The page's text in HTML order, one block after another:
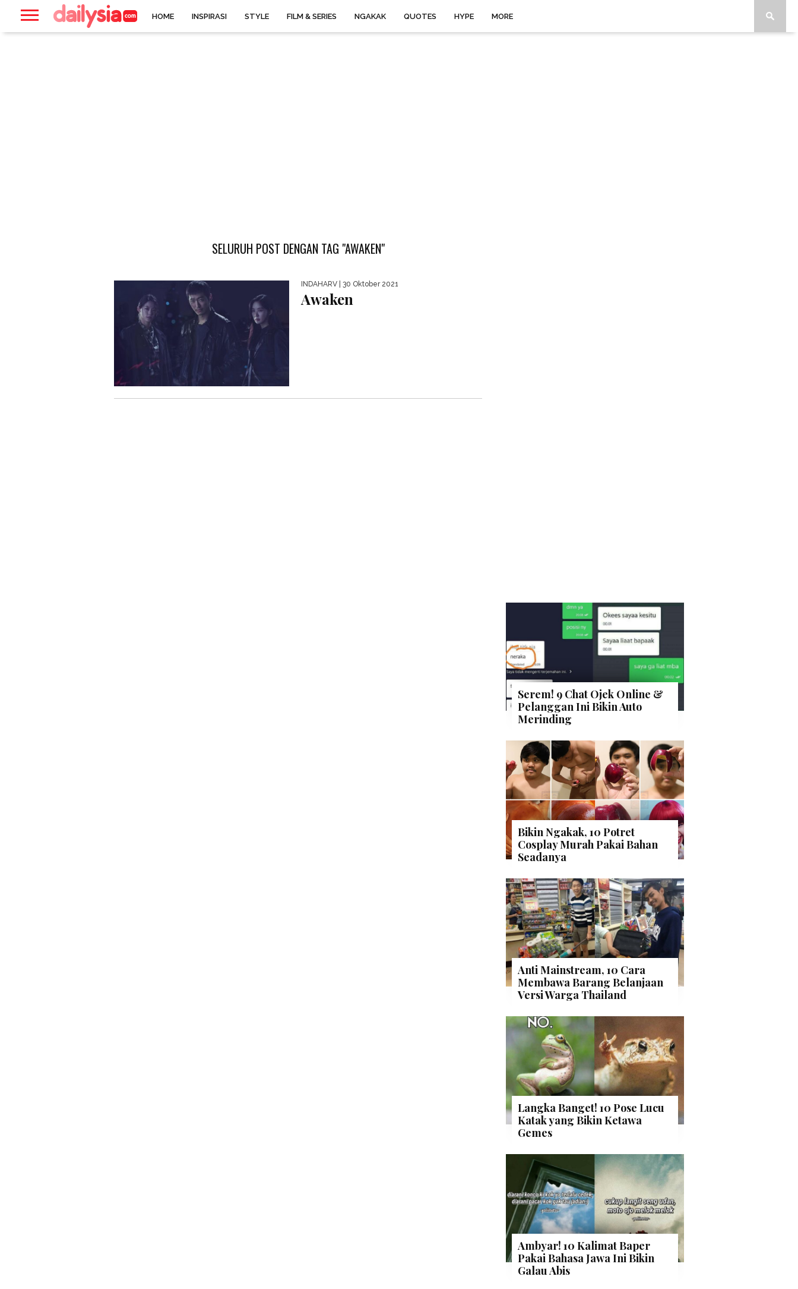
HOME INSPIRASI STYLE FILM & SERIES NGAKAK QUOTES HYPE MORE
SELURUH POST DENGAN TAG "AWAKEN"
INDAHARV | 30 Oktober 2021
Awaken
Serem! 9 Chat Ojek Online &
Pelanggan Ini Bikin Auto
Merinding
Bikin Ngakak, 10 Potret
Cosplay Murah Pakai Bahan
Seadanya
Anti Mainstream, 10 Cara
Membawa Barang Belanjaan
Versi Warga Thailand
Langka Banget! 10 Pose Lucu
Katak yang Bikin Ketawa
Gemes
Ambyar! 10 Kalimat Baper
Pakai Bahasa Jawa Ini Bikin
Galau Abis